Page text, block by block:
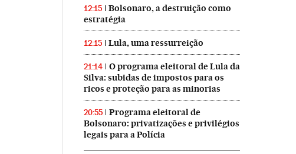
12:15
Bolsonaro, a destruição como
estratégia
12:15 Lula, uma ressurreição
21:14
O programa eleitoral de Lula da
Silva: subidas de impostos para os
ricos e proteção para as minorias
20:55
Programa eleitoral de
Bolsonaro: privatizações e privilégios
legais para a Polícia